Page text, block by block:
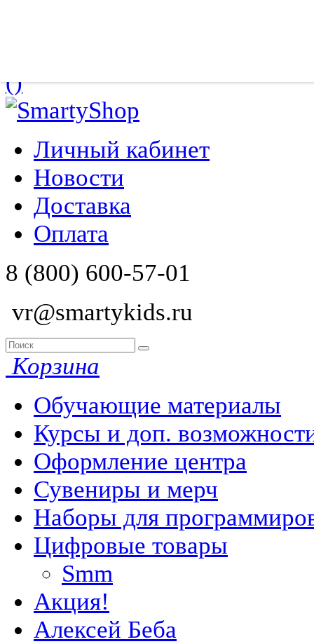
()
Личный кабинет
Новости
Доставка
Оплата
8 (800) 600-57-01
vr@smartykids.ru
Корзина
Обучающие материалы
Курсы и доп.
Оформление центра
Сувениры и мерч
Наборы для
Цифровые товары
Smm
Акция!
Алексей Беба